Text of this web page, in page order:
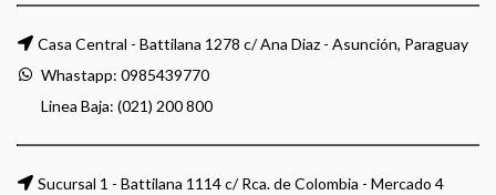
Casa Central - Battilana 1278 c/ Ana Diaz - Asunción, Paraguay
Whastapp: 0985439770
Linea Baja: (021) 200 800
Sucursal 1 - Battilana 1114 c/ Rca. de Colombia - Mercado 4